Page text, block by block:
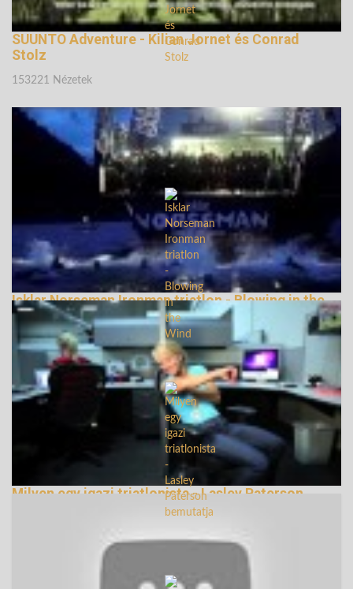
SUUNTO Adventure - Kilian Jornet és Conrad
Stolz
153221 Nézetek
Isklar Norseman Ironman triatlon - Blowing in the
Wind
147354 Nézetek
Milyen egy igazi triatlonista - Lasley Paterson